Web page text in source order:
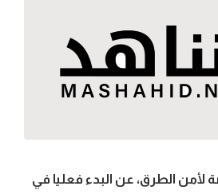
الطرق، عن البدء فعليا في